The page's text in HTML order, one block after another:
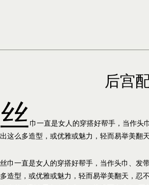
后宫
丝巾一直是女人的穿搭好帮手，当作头
出这么多造型，或优雅或魅力，轻而易举美翻
丝巾一直是女人的穿搭好帮手，当作头巾、发
多造型，或优雅或魅力，轻而易举美翻天，忍